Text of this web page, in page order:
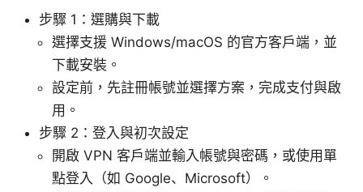
步驟 1：選購與下載
選擇支援 Windows/macOS 的官方客戶端，並
下載安裝。
設定前，先註冊帳號並選擇方案，完成支付與啟
用。
步驟 2：登入與初次設定
開啟 VPN 客戶端並輸入帳號與密碼，或使用單
點登入（如 Google、Microsoft）。